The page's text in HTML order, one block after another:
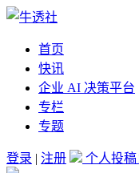
首页
快讯
企业 AI 决策平台
专栏
专题
登录 | 注册 个人投稿